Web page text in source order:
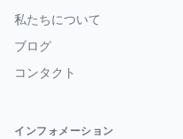
私たちについて
ブログ
コンタクト
インフォメーション